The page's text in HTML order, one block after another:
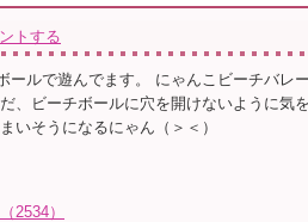
トする
ールで遊んでます。 にゃんこビーチバレ
、ビーチボールに穴を開けないように気
いそうになるにゃん（＞＜）
2534）